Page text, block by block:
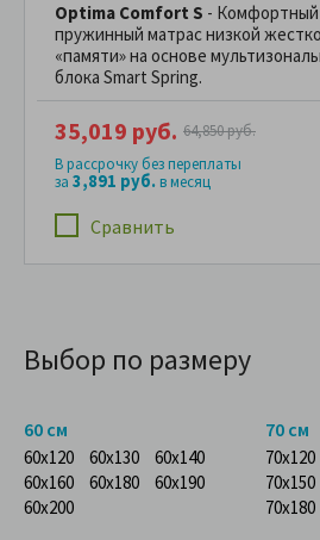
Optima Comfort S -
пружинный матрас низкой
«памяти» на основе
блока Smart Spring.
Сравнить
35,019 руб. 64,850 руб.
В рассрочку без переплаты
за 3,891 руб.в месяц
Выбор по размеру
60 см
60x120 60x130
60x140
60x160
60x180
60x190
60x200
70 см
70x120
70x150
70x180